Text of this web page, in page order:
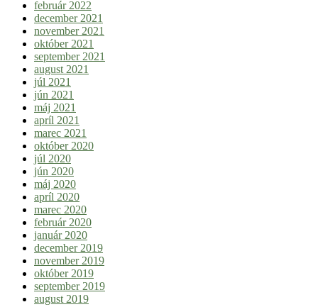
február 2022
december 2021
november 2021
október 2021
september 2021
august 2021
júl 2021
jún 2021
máj 2021
apríl 2021
marec 2021
október 2020
júl 2020
jún 2020
máj 2020
apríl 2020
marec 2020
február 2020
január 2020
december 2019
november 2019
október 2019
september 2019
august 2019